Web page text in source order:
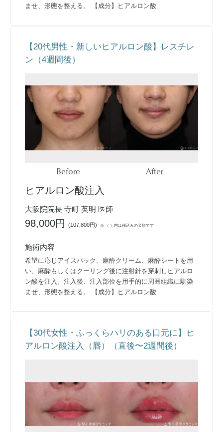
ませ、形態を整える。 【成分】ヒアルロン酸
【20代男性・新しいヒアルロン酸】レスチレ
ン（4週間後）
Before After
ヒアルロン酸注入
大阪院院長 寺町 英明 医師
98,000円(107,800円) ※ （ ）内は税込みの金額です
施術内容
希望に応じアイスパック、麻酔クリーム、麻酔シートを用
い、麻酔もしくはクーリング後に注射針を穿刺しヒアルロ
ン酸を注入。注入後、注入部位を用手的に周囲組織に馴染
ませ、形態を整える。 【成分】ヒアルロン酸
【30代女性・ふっくらハリのある口元に】ヒ
アルロン酸注入（唇）（直後〜2週間後）